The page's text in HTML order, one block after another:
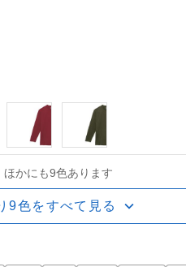
ほかにも9色あります
9色をすべて見る